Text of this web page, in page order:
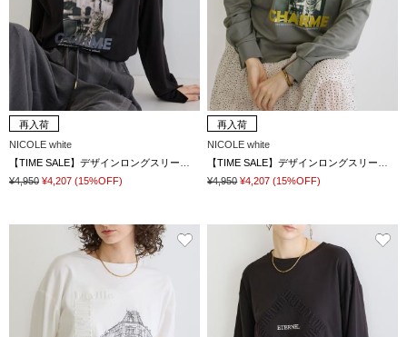
再入荷
NICOLE white
¥4,950 ¥4,207 (15%OFF)
再入荷
NICOLE white
¥4,950 ¥4,207 (15%OFF)